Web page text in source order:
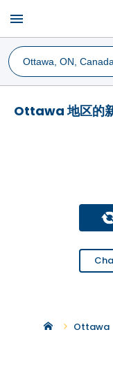
menu
Ottawa 地区的
Ottawa